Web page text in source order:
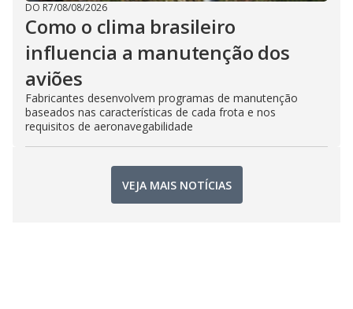
DO R7/08/08/2026
Como o clima brasileiro
influencia a manutenção dos
aviões
Fabricantes desenvolvem programas de manutenção
baseados nas características de cada frota e nos
requisitos de aeronavegabilidade
VEJA MAIS NOTÍCIAS